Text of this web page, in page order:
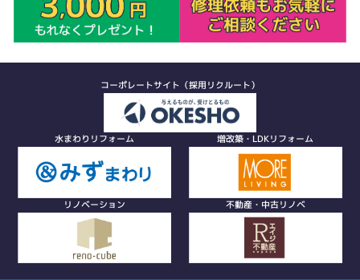
コーポレートサイト（採用リクルート）
水まわりリフォーム 増改築・LDKリフォーム
リノベーション 不動産・中古リノベ